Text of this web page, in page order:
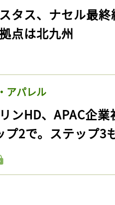
スタス、ナセル最
点は北九州
アパレル
ンHD、APAC企
プ2で。ステップ3